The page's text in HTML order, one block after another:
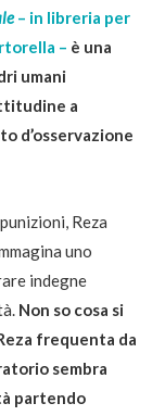
– in libreria per
– è una
umani
a
d’osservazione
Reza
uno
indegne
Non so cosa si
frequenta da
sembra
partendo